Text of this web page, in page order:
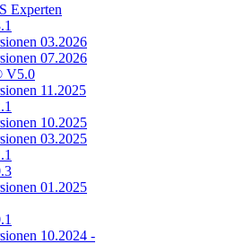
Experten
03.2026
07.2026
V5.0
11.2025
10.2025
03.2025
01.2025
10.2024 -